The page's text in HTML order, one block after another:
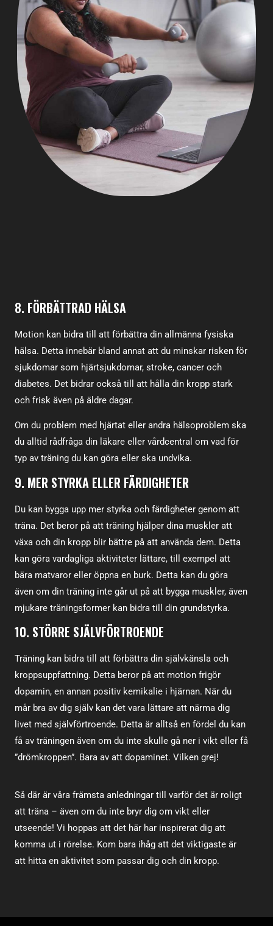
8. FÖRBÄTTRAD HÄLSA
Motion kan bidra till att förbättra din allmänna fysiska
hälsa. Detta innebär bland annat att du minskar risken för
sjukdomar som hjärtsjukdomar, stroke, cancer och
diabetes. Det bidrar också till att hålla din kropp stark
och frisk även på äldre dagar.
Om du problem med hjärtat eller andra hälsoproblem ska
du alltid rådfråga din läkare eller vårdcentral om vad för
typ av träning du kan göra eller ska undvika.
9. MER STYRKA ELLER FÄRDIGHETER
Du kan bygga upp mer styrka och färdigheter genom att
träna. Det beror på att träning hjälper dina muskler att
växa och din kropp blir bättre på att använda dem. Detta
kan göra vardagliga aktiviteter lättare, till exempel att
bära matvaror eller öppna en burk. Detta kan du göra
även om din träning inte går ut på att bygga muskler, även
mjukare träningsformer kan bidra till din grundstyrka.
10. STÖRRE SJÄLVFÖRTROENDE
Träning kan bidra till att förbättra din självkänsla och
kroppsuppfattning. Detta beror på att motion frigör
dopamin, en annan positiv kemikalie i hjärnan. När du
mår bra av dig själv kan det vara lättare att närma dig
livet med självförtroende. Detta är alltså en fördel du kan
få av träningen även om du inte skulle gå ner i vikt eller få
”drömkroppen”. Bara av att dopaminet. Vilken grej!
Så där är våra främsta anledningar till varför det är roligt
att träna – även om du inte bryr dig om vikt eller
utseende! Vi hoppas att det här har inspirerat dig att
komma ut i rörelse. Kom bara ihåg att det viktigaste är
att hitta en aktivitet som passar dig och din kropp.